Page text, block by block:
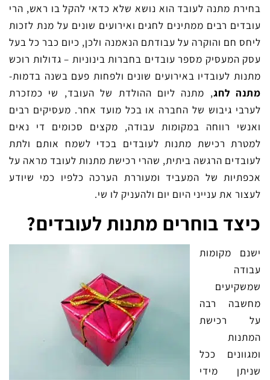
בחירת מתנה לעובד הוא נושא שלא כדאי להקל בו ראש, הרי
עובדים רבים ממתינים לחגים ואירועים שונים על מנת לזכות
ליחס חם והוקרה על עבודתם הנאמנה ולכן, כיום כבר כל בעל
עסק המעסיק מספר עובדים בחברות בינוניות – גדולות רוכש
מתנות לעובדיו באירועים שונים ולפחות פעם בשנה בדמות-
מתנה לחג, מתנה ליום ההולדת של העובד, שי כמזכרת
לערבי גיבוש של החברה או בכל מועד אחר. מעסיקים רבים
ואנשי רווחה במקומות עבודה, מקצים סכומים די נאים
למטרת רכישת מתנות לעובדים בכדי לשמח אותם ולתת
לעובדים הרגשה ביתית, שהרי רכישת מתנות לעובד מראה על
אכפתיות של המעביד ומעוררת הערכה כלפיו כמי שיודע
לעצור את ענייני היום יום ולהעניק לו שי.
כיצד בוחרים מתנות לעובדים?
ישנם מקומות
עבודה
שמשקיעים
מחשבה רבה
על רכישת
המתנות
ומגוונים ככל
שניתן מידי